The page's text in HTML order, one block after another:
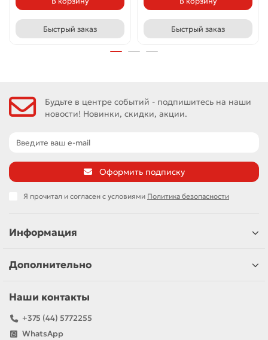
Быстрый заказ Быстрый заказ
Будьте в центре событий - подпишитесь на наши
новости! Новинки, скидки, акции.
Оформить подписку
Я прочитал и согласен с условиями Политика безопасности
Информация
Дополнительно
Наши контакты
+375 (44) 5772255
WhatsApp